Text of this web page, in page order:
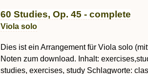
60 Studies, Op. 45 - complete
Viola solo
Dies ist ein Arrangement für Viola solo
Noten zum download. Inhalt:
studies, exercises, study Schlagworte: